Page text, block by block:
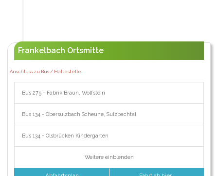
Frankelbach Ortsmitte
Anschluss zu Bus / Haltestelle:
Bus 275 - Fabrik Braun, Wolfstein
Bus 134 - Obersulzbach Scheune, Sulzbachtal
Bus 134 - Olsbrücken Kindergarten
Weitere einblenden